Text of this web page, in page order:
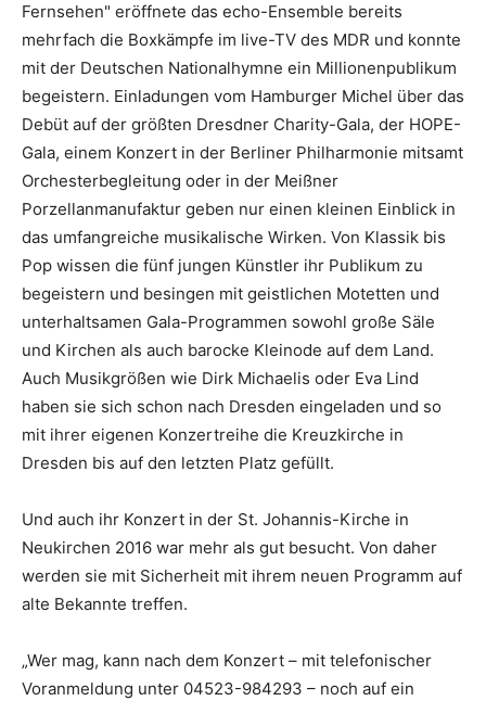
Fernsehen" eröffnete das echo-Ensemble bereits
mehrfach die Boxkämpfe im live-TV des MDR und konnte
mit der Deutschen Nationalhymne ein Millionenpublikum
begeistern. Einladungen vom Hamburger Michel über das
Debüt auf der größten Dresdner Charity-Gala, der HOPE-
Gala, einem Konzert in der Berliner Philharmonie mitsamt
Orchesterbegleitung oder in der Meißner
Porzellanmanufaktur geben nur einen kleinen Einblick in
das umfangreiche musikalische Wirken. Von Klassik bis
Pop wissen die fünf jungen Künstler ihr Publikum zu
begeistern und besingen mit geistlichen Motetten und
unterhaltsamen Gala-Programmen sowohl große Säle
und Kirchen als auch barocke Kleinode auf dem Land.
Auch Musikgrößen wie Dirk Michaelis oder Eva Lind
haben sie sich schon nach Dresden eingeladen und so
mit ihrer eigenen Konzertreihe die Kreuzkirche in
Dresden bis auf den letzten Platz gefüllt.
Und auch ihr Konzert in der St. Johannis-Kirche in
Neukirchen 2016 war mehr als gut besucht. Von daher
werden sie mit Sicherheit mit ihrem neuen Programm auf
alte Bekannte treffen.
„Wer mag, kann nach dem Konzert – mit telefonischer
Voranmeldung unter 04523-984293 – noch auf ein